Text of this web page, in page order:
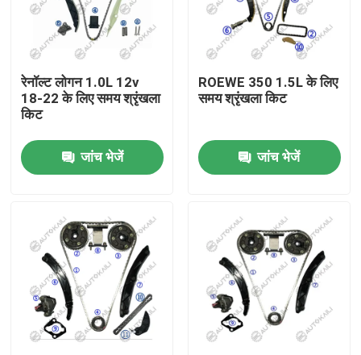
घर
उत्पाद
विडियो
हमारे बारे में
कारखाने का दौरा
रेनॉल्ट लोगन 1.0L 12v
18-22 के लिए समय श्रृंखला
किट
जांच भेजें
ROEWE 350 1.5L के लिए
समय श्रृंखला किट
जांच भेजें